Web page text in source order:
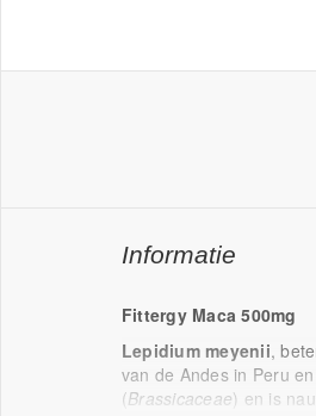
Informatie
Fittergy Maca 500mg
Lepidium meyenii,
van de Andes in Peru
(Brassicaceae) en is